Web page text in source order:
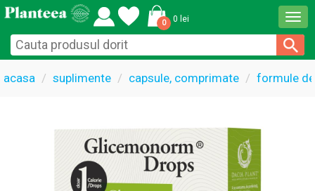
0 0 lei
acasa suplimente capsule, comprimate formule